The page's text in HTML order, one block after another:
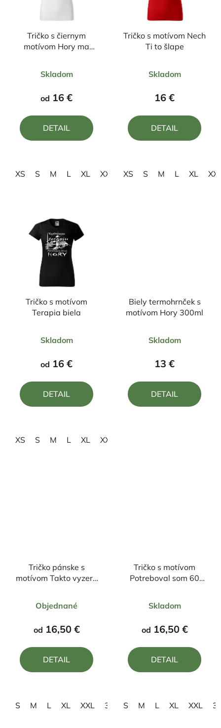
Tričko s čiernym
motívom Hory ma
hodnotenie
produktu
z
Skladom
od 16 €
DETAIL
XS S M L XL XXL 3XL
Tričko s motívom Nech
Ti to šlape
hodnotenie
produktu
z
Skladom
16 €
DETAIL
XS S M L XL
Tričko s motívom
Terapia biela
hodnotenie
produktu
5,0
z
Skladom
od 16 €
DETAIL
XS S M L XL XXL
Biely termohrnček s
motívom Hory 300ml
hodnotenie
produktu
4,5
z
Skladom
13 €
DETAIL
Tričko pánske s
motívom Takto vyzerá
hodnotenie
produktu
je
z
Objednané
od 16,50 €
DETAIL
S M L XL XXL 3XL 4XL
Tričko s motívom
Potreboval som 60
hodnotenie
produktu
je
z
Skladom
od 16,50 €
DETAIL
S M L XL XXL